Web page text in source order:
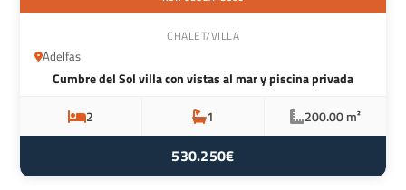
CHALET/VILLA
Adelfas
Cumbre del Sol villa con vistas al mar y piscina privada
2
1 200.00 m²
530.250€